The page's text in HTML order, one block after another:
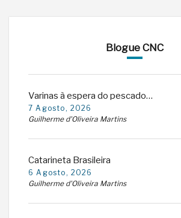
Blogue CNC
Varinas à espera do pescado…
7 Agosto, 2026
Guilherme d'Oliveira Martins
Catarineta Brasileira
6 Agosto, 2026
Guilherme d'Oliveira Martins